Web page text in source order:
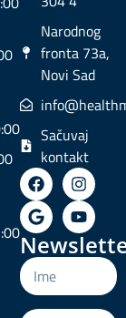
Narodnog
fronta 73a,
Novi Sad
Sačuvaj
kontakt